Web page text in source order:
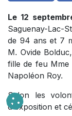
Le 12
Saguenay-Lac-
de 94 ans et 7
M. Ovide
fille de feu Mme
Napoléon Roy.
Selon les
d'exposition et